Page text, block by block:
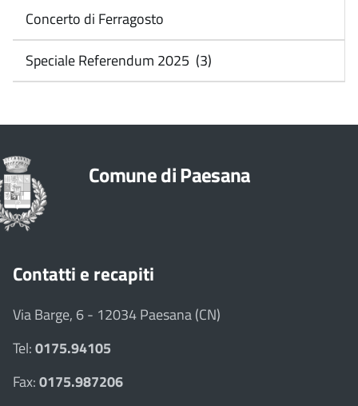
Concerto di Ferragosto
Speciale Referendum 2025 (3)
Comune di Paesana
Contatti e recapiti
Via Barge, 6 - 12034 Paesana (CN)
Tel:0175.94105
Fax:0175.987206